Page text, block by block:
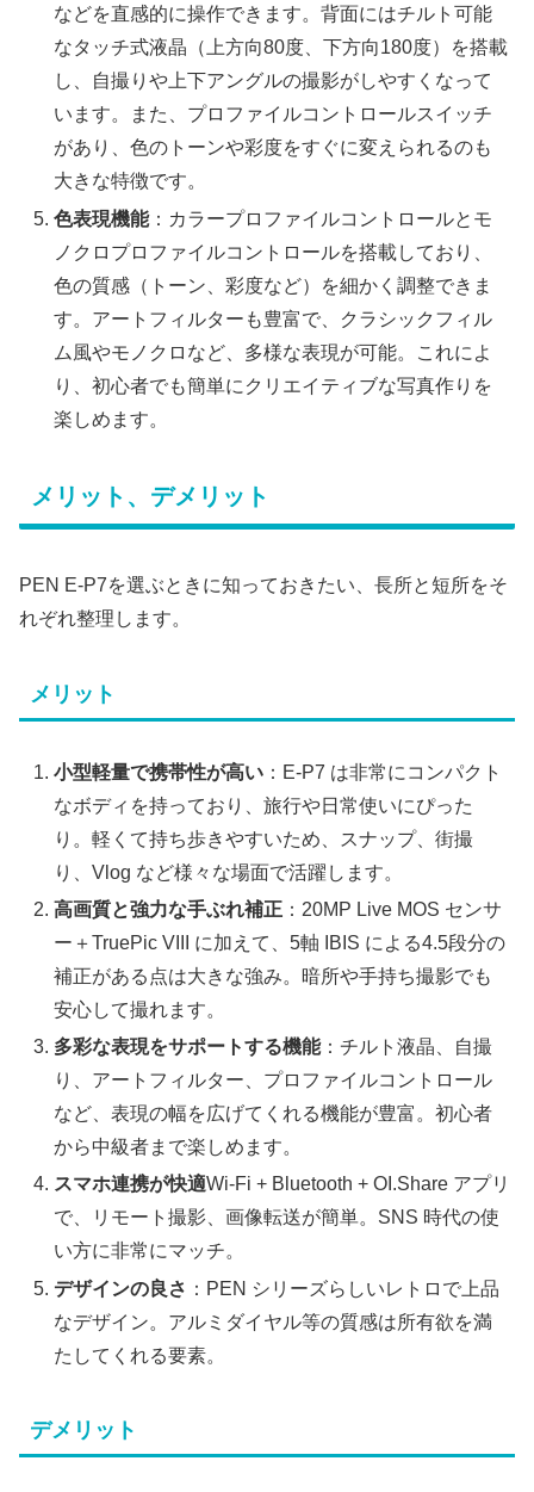
などを直感的に操作できます。背面にはチルト可能
なタッチ式液晶（上方向80度、下方向180度）を搭載
し、自撮りや上下アングルの撮影がしやすくなって
います。また、プロファイルコントロールスイッチ
があり、色のトーンや彩度をすぐに変えられるのも
大きな特徴です。
色表現機能：カラープロファイルコントロールとモ
ノクロプロファイルコントロールを搭載しており、
色の質感（トーン、彩度など）を細かく調整できま
す。アートフィルターも豊富で、クラシックフィル
ム風やモノクロなど、多様な表現が可能。これによ
り、初心者でも簡単にクリエイティブな写真作りを
楽しめます。
メリット、デメリット
PEN E-P7を選ぶときに知っておきたい、長所と短所をそ
れぞれ整理します。
メリット
小型軽量で携帯性が高い ：E-P7 は非常にコンパクト
なボディを持っており、旅行や日常使いにぴった
り。軽くて持ち歩きやすいため、スナップ、街撮
り、Vlog など様々な場面で活躍します。
高画質と強力な手ぶれ補正 ：20MP Live MOS センサ
ー＋TruePic VIII に加えて、5軸 IBIS による4.5段分の
補正がある点は大きな強み。暗所や手持ち撮影でも
安心して撮れます。
多彩な表現をサポートする機能：チルト液晶、自撮
り、アートフィルター、プロファイルコントロール
など、表現の幅を広げてくれる機能が豊富。初心者
から中級者まで楽しめます。
スマホ連携が快適Wi-Fi + Bluetooth + OI.Share アプリ
で、リモート撮影、画像転送が簡単。SNS 時代の使
い方に非常にマッチ。
デザインの良さ ：PEN シリーズらしいレトロで上品
なデザイン。アルミダイヤル等の質感は所有欲を満
たしてくれる要素。
デメリット